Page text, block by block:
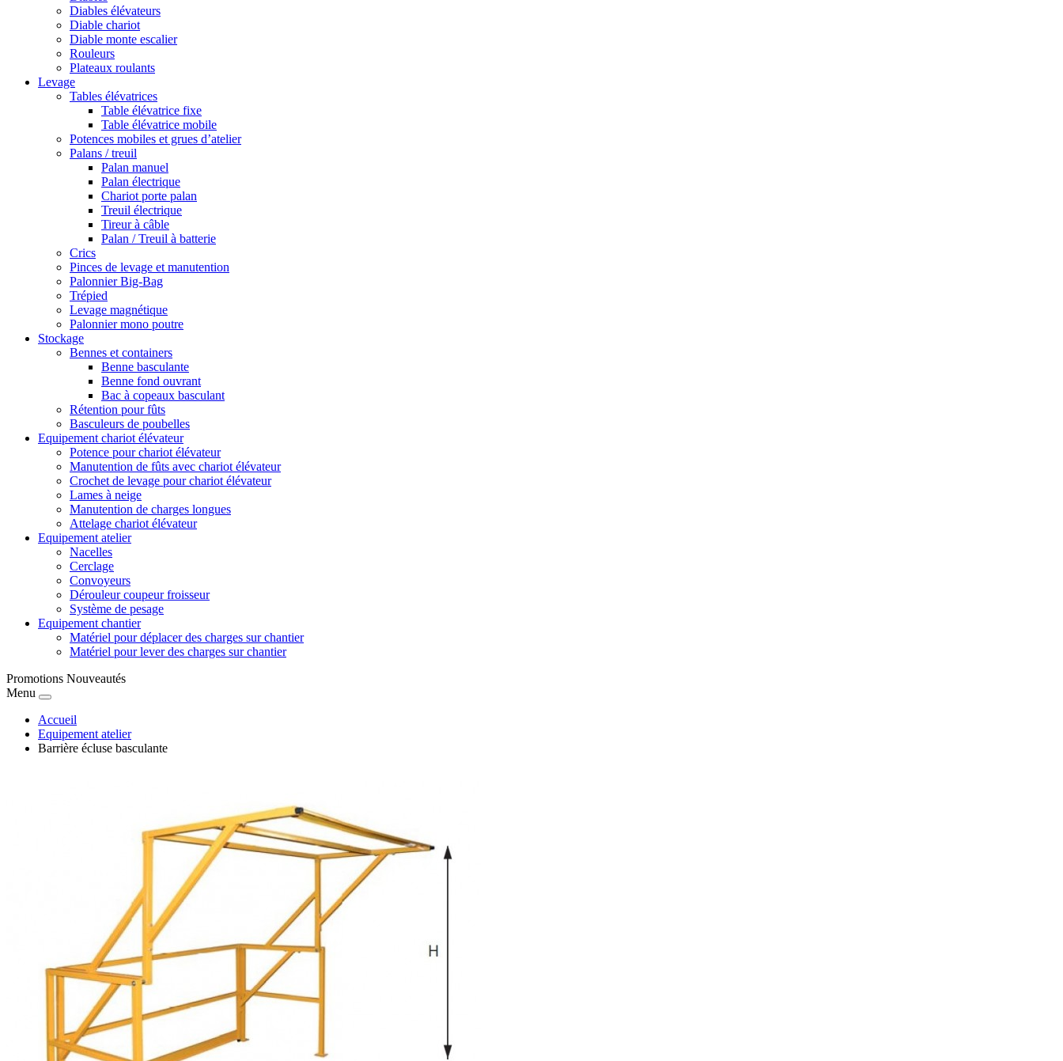
Diables élévateurs
Diable chariot
Diable monte escalier
Rouleurs
Plateaux roulants
Levage
Tables élévatrices
Table élévatrice fixe
Table élévatrice mobile
Potences mobiles et grues d’atelier
Palans / treuil
Palan manuel
Palan électrique
Chariot porte palan
Treuil électrique
Tireur à câble
Palan / Treuil à batterie
Crics
Pinces de levage et manutention
Palonnier Big-Bag
Trépied
Levage magnétique
Palonnier mono poutre
Stockage
Bennes et containers
Benne basculante
Benne fond ouvrant
Bac à copeaux basculant
Rétention pour fûts
Basculeurs de poubelles
Equipement chariot élévateur
Potence pour chariot élévateur
Manutention de fûts avec chariot élévateur
Crochet de levage pour chariot élévateur
Lames à neige
Manutention de charges longues
Attelage chariot élévateur
Equipement atelier
Nacelles
Cerclage
Convoyeurs
Dérouleur coupeur froisseur
Système de pesage
Equipement chantier
Matériel pour déplacer des charges sur chantier
Matériel pour lever des charges sur chantier
Promotions Nouveautés
Menu
Accueil
Equipement atelier
Barrière écluse basculante